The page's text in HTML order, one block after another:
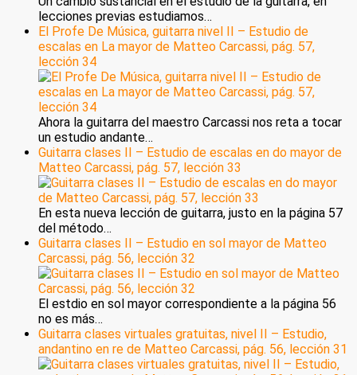
lecciones previas estudiamos…
El Profe De Música, guitarra nivel II – Estudio de
escalas en La mayor de Matteo Carcassi, pág. 57,
lección 34
Ahora la guitarra del maestro Carcassi nos reta a tocar
un estudio andante…
Guitarra clases II – Estudio de escalas en do mayor de
Matteo Carcassi, pág. 57, lección 33
En esta nueva lección de guitarra, justo en la página 57
del método…
Guitarra clases II – Estudio en sol mayor de Matteo
Carcassi, pág. 56, lección 32
El estdio en sol mayor correspondiente a la página 56
no es más…
Guitarra clases virtuales gratuitas, nivel II – Estudio,
andantino en re de Matteo Carcassi, pág. 56, lección 31